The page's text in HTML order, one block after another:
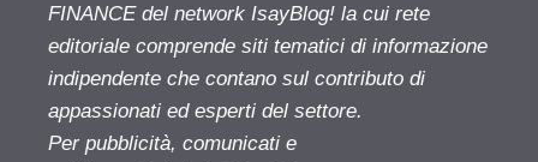
FINANCE del network IsayBlog! la cui rete
editoriale comprende siti tematici di informazione
indipendente che contano sul contributo di
appassionati ed esperti del settore.
Per pubblicità, comunicati e